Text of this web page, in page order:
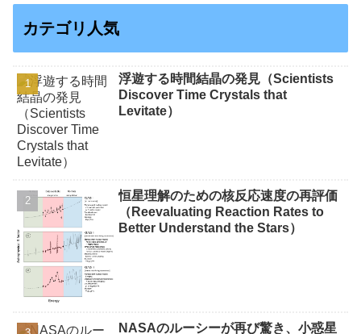
カテゴリ人気
浮遊する時間結晶の発見（Scientists
Discover Time Crystals that
Levitate）
恒星理解のための核反応速度の再評価
（Reevaluating Reaction Rates to
Better Understand the Stars）
NASAのルーシーが再び驚き、小惑星